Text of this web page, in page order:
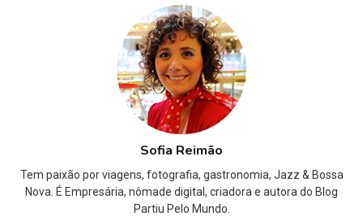
Sofia Reimão
Tem paixão por viagens, fotografia, gastronomia, Jazz & Bossa
Nova. É Empresária, nômade digital, criadora e autora do Blog
Partiu Pelo Mundo.